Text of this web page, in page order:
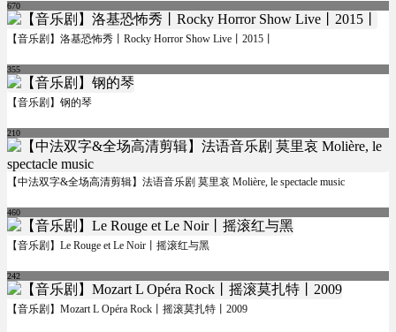
670
【音乐剧】洛基恐怖秀丨Rocky Horror Show Live丨2015丨
355
【音乐剧】钢的琴
210
【中法双字&全场高清剪辑】法语音乐剧 莫里哀 Molière, le spectacle music
460
【音乐剧】Le Rouge et Le Noir丨摇滚红与黑
242
【音乐剧】Mozart L Opéra Rock丨摇滚莫扎特丨2009